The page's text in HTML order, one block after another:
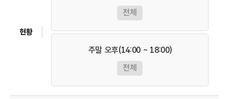
전체
주말 오후(14:00 ~ 18:00)
전체